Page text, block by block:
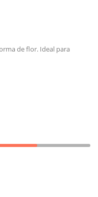
de flor. Ideal para